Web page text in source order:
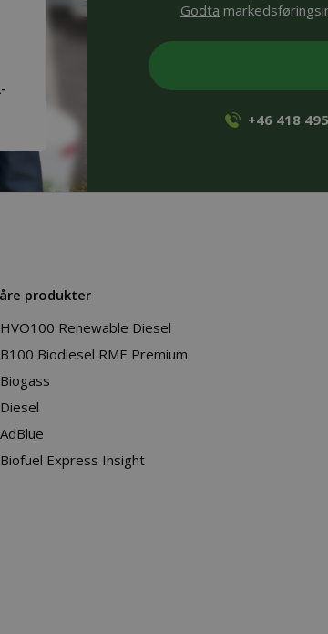
Godta
+46 418
produkter
HVO100 Renewable Diesel
B100 Biodiesel RME Premium
Biogass
Diesel
AdBlue
Biofuel Express Insight